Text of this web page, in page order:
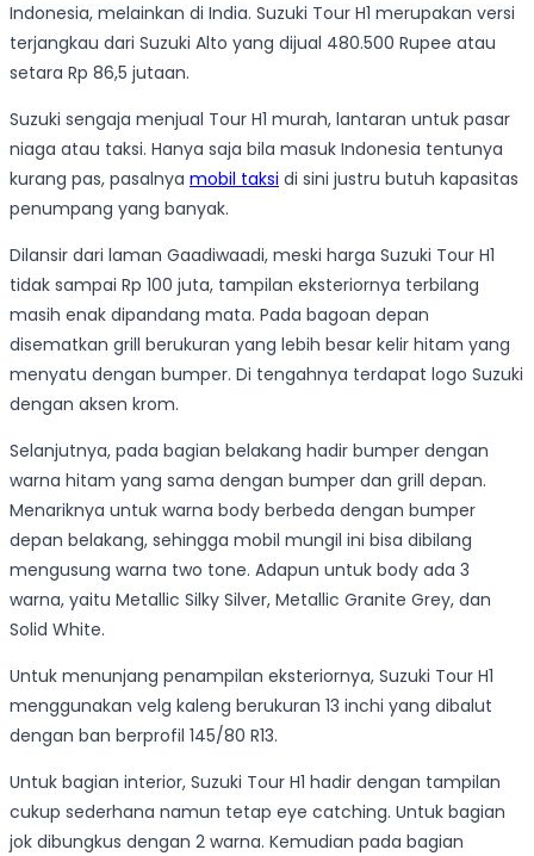
Indonesia, melainkan di India. Suzuki Tour H1 merupakan versi
terjangkau dari Suzuki Alto yang dijual 480.500 Rupee atau
setara Rp 86,5 jutaan.
Suzuki sengaja menjual Tour H1 murah, lantaran untuk pasar
niaga atau taksi. Hanya saja bila masuk Indonesia tentunya
kurang pas, pasalnya mobil taksi di sini justru butuh kapasitas
penumpang yang banyak.
Dilansir dari laman Gaadiwaadi, meski harga Suzuki Tour H1
tidak sampai Rp 100 juta, tampilan eksteriornya terbilang
masih enak dipandang mata. Pada bagoan depan
disematkan grill berukuran yang lebih besar kelir hitam yang
menyatu dengan bumper. Di tengahnya terdapat logo Suzuki
dengan aksen krom.
Selanjutnya, pada bagian belakang hadir bumper dengan
warna hitam yang sama dengan bumper dan grill depan.
Menariknya untuk warna body berbeda dengan bumper
depan belakang, sehingga mobil mungil ini bisa dibilang
mengusung warna two tone. Adapun untuk body ada 3
warna, yaitu Metallic Silky Silver, Metallic Granite Grey, dan
Solid White.
Untuk menunjang penampilan eksteriornya, Suzuki Tour H1
menggunakan velg kaleng berukuran 13 inchi yang dibalut
dengan ban berprofil 145/80 R13.
Untuk bagian interior, Suzuki Tour H1 hadir dengan tampilan
cukup sederhana namun tetap eye catching. Untuk bagian
jok dibungkus dengan 2 warna. Kemudian pada bagian